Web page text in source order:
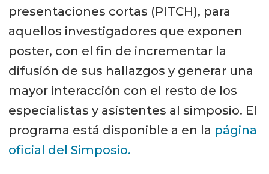
presentaciones cortas (PITCH), para
aquellos investigadores que exponen
poster, con el fin de incrementar la
difusión de sus hallazgos y generar una
mayor interacción con el resto de los
especialistas y asistentes al simposio. El
programa está disponible a en la página
oficial del Simposio.